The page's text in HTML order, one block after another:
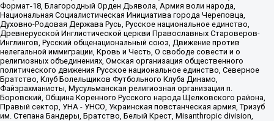
Формат-18, Благородный Орден Дьявола, Армия воли народа,
Национальная Социалистическая Инициатива города Череповца,
Духовно-Родовая Держава Русь, Русское национальное единство,
Древнерусской Инглистической церкви Православных Староверов-
Инглингов, Русский общенациональный союз, Движение против
нелегальной иммиграции, Кровь и Честь, О свободе совести и о
религиозных объединениях, Омская организация общественного
политического движения Русское национальное единство, Северное
Братство, Клуб Болельщиков Футбольного Клуба Динамо,
Файзрахманисты, Мусульманская религиозная организация п.
Боровский, Община Коренного Русского народа Щелковского района,
Правый сектор, УНА - УНСО, Украинская повстанческая армия, Тризуб
им. Степана Бандеры, Братство, Белый Крест, Misanthropic division,